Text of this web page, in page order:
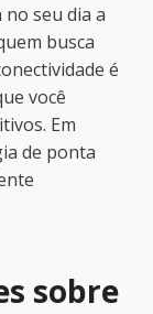
seu dia a
busca
é
você
Em
de ponta
sobre